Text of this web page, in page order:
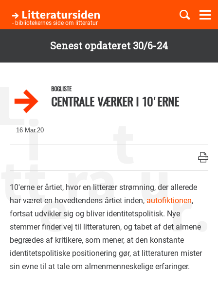
Senest opdateret 30/6-24
- bibliotekernes side om litteratur
Børnebøger
16 Mar.20
BOGLISTE
CENTRALE VÆRKER I 10'ERNE
10'erne er årtiet, hvor en litterær strømning, der allerede
har været en hovedtendens årtiet inden, autofiktionen,
fortsat udvikler sig og bliver identitetspolitisk. Nye
stemmer finder vej til litteraturen, og tabet af det almene
begrædes af kritikere, som mener, at den konstante
identitetspolitiske positionering gør, at litteraturen mister
sin evne til at tale om almenmenneskelige erfaringer.